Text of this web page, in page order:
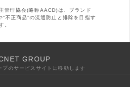
管理協会(略称AACD)は、ブランド
“不正商品”の流通防止と排除を目指す
。
GROUP
プのサービスサイトに移動します